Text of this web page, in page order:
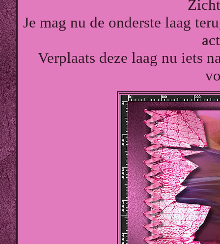
Je mag nu de onderste laag
Verplaats deze laag nu iets